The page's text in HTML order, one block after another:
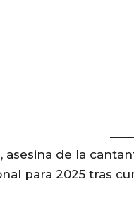
asesina de la
para 2025 tras